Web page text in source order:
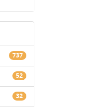
737
52
32